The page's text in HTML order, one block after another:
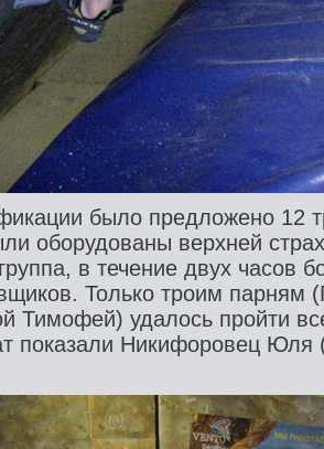
было предложено 12
оборудованы верхней
в течение двух часов
Только троим
Тимофей) удалось пройти
показали Никифоровец